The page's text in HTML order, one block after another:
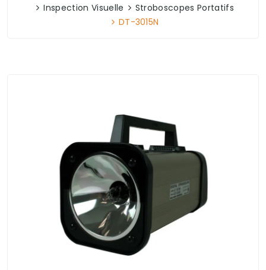
Inspection Visuelle
Stroboscopes Portatifs
DT-3015N